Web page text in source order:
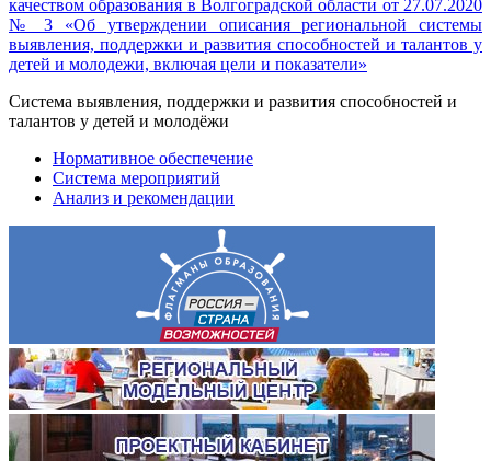
качеством образования в Волгоградской области от 27.07.2020
№ 3 «Об утверждении описания региональной системы
выявления, поддержки и развития способностей и талантов у
детей и молодежи, включая цели и показатели»
Система выявления, поддержки и развития способностей и
талантов у детей и молодёжи
Нормативное обеспечение
Система мероприятий
Анализ и рекомендации